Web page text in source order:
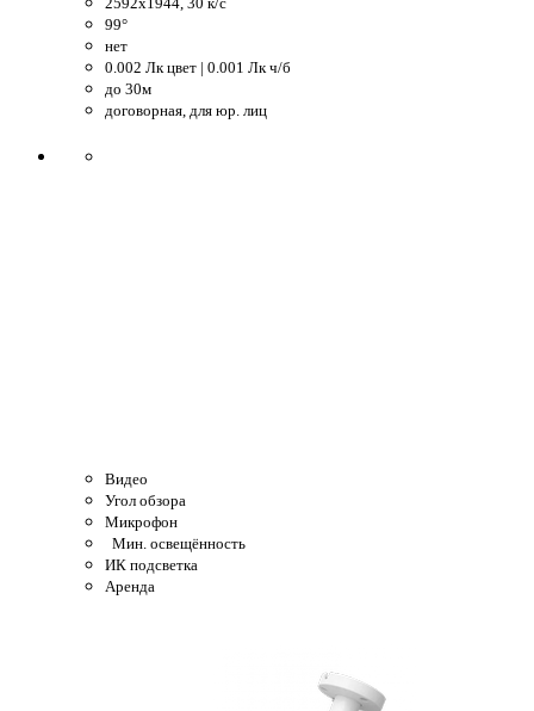
99°
нет
0.002 Лк цвет | 0.001 Лк ч/б
до 30м
договорная, для юр. лиц
Видео
Угол обзора
Микрофон
Мин. освещённость
ИК подсветка
Аренда